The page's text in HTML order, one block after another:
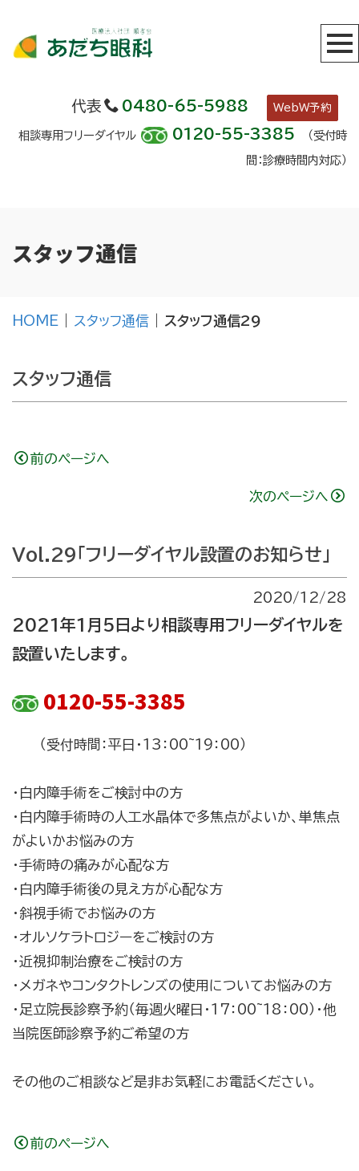
代表 0480-65-5988 WebW予約
相談専用フリーダイヤル 0120-55-3385 （受付時
間：診療時間内対応）
スタッフ通信
HOME スタッフ通信 スタッフ通信29
スタッフ通信
前のページへ
次のページへ
Vol.29「フリーダイヤル設置のお知らせ」
2020/12/28
2021年1月5日より相談専用フリーダイヤルを
設置いたします。
0120-55-3385
（受付時間：平日・13：00~19：00）
・白内障手術をご検討中の方
・白内障手術時の人工水晶体で多焦点がよいか、単焦点
がよいかお悩みの方
・手術時の痛みが心配な方
・白内障手術後の見え方が心配な方
・斜視手術でお悩みの方
・オルソケラトロジーをご検討の方
・近視抑制治療をご検討の方
・メガネやコンタクトレンズの使用についてお悩みの方
・足立院長診察予約（毎週火曜日・17：00~18：00）・他
当院医師診察予約ご希望の方
その他のご相談など是非お気軽にお電話ください。
前のページへ